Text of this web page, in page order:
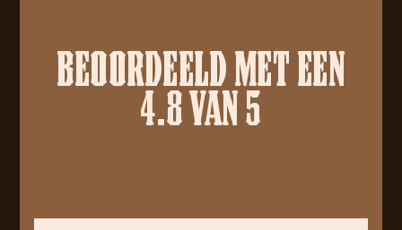
BEOORDEELD MET EEN
4.8 VAN 5